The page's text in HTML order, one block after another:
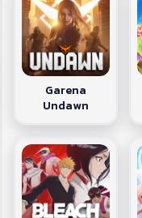
Garena
Undawn